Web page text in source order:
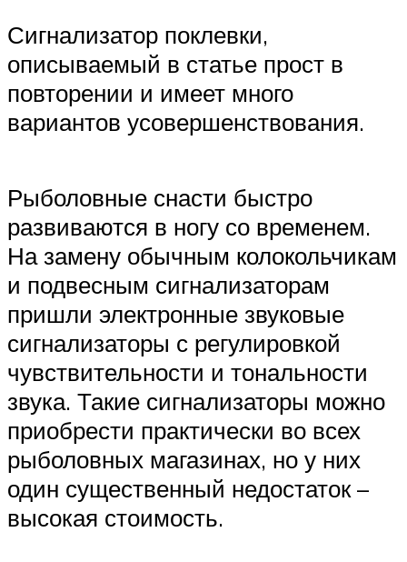
Сигнализатор поклевки,
описываемый в статье прост в
повторении и имеет много
вариантов усовершенствования.
Рыболовные снасти быстро
развиваются в ногу со временем.
На замену обычным колокольчикам
и подвесным сигнализаторам
пришли электронные звуковые
сигнализаторы с регулировкой
чувствительности и тональности
звука. Такие сигнализаторы можно
приобрести практически во всех
рыболовных магазинах, но у них
один существенный недостаток –
высокая стоимость.